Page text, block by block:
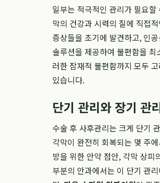
일부는 적극적인 관리가 필요
막의 건강과 시력의 질에 직접
증상들을 초기에 발견하고, 인
솔루션을 제공하여 불편함을
러한 잠재적 불편함까지 모두
있습니다.
단기 관리와 장기 관
수술 후 사후관리는 크게 단기
각막이 완전히 회복되는 몇 주
방을 위한 안약 점안, 각막 상피
부분의 안과에서는 이 단기 관